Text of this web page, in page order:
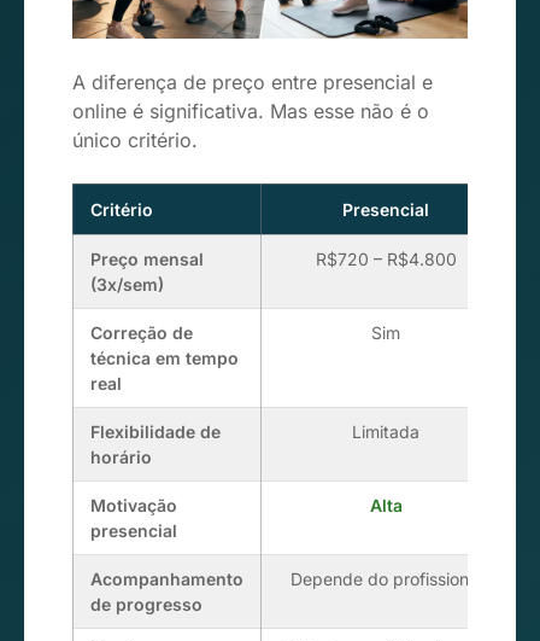
A diferença de preço entre presencial e
online é significativa. Mas esse não é o
único critério.
Critério Presencial
Preço mensal
(3x/sem)
R$720 – R$4.800
Correção de
técnica em tempo
real
Sim
Flexibilidade de
horário
Limitada
Motivação
presencial
Alta
Acompanhamento
de progresso
Depende do profissional